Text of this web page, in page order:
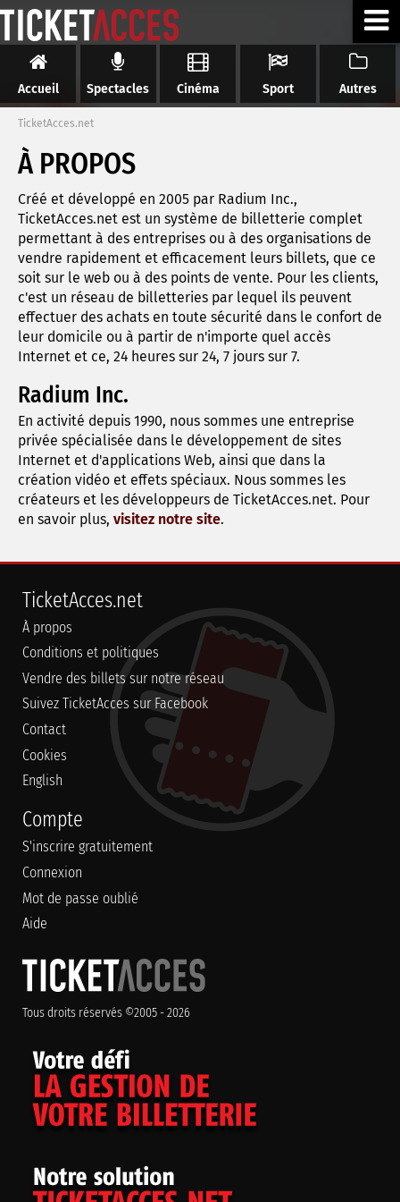
Accueil Spectacles Cinéma Sport Autres
TicketAcces.net
À PROPOS
Créé et développé en 2005 par Radium Inc.,
TicketAcces.net est un système de billetterie complet
permettant à des entreprises ou à des organisations de
vendre rapidement et efficacement leurs billets, que ce
soit sur le web ou à des points de vente. Pour les clients,
c'est un réseau de billetteries par lequel ils peuvent
effectuer des achats en toute sécurité dans le confort de
leur domicile ou à partir de n'importe quel accès
Internet et ce, 24 heures sur 24, 7 jours sur 7.
Radium Inc.
En activité depuis 1990, nous sommes une entreprise
privée spécialisée dans le développement de sites
Internet et d'applications Web, ainsi que dans la
création vidéo et effets spéciaux. Nous sommes les
créateurs et les développeurs de TicketAcces.net. Pour
en savoir plus, visitez notre site.
TicketAcces.net
À propos
Conditions et politiques
Vendre des billets sur notre réseau
Suivez TicketAcces sur Facebook
Contact
Cookies
English
Compte
S'inscrire gratuitement
Connexion
Mot de passe oublié
Aide
Tous droits réservés ©2005 - 2026